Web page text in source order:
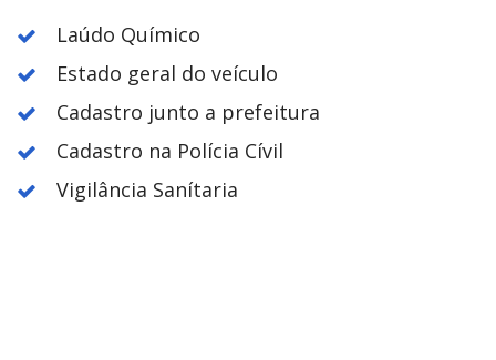
Laúdo Químico
Estado geral do veículo
Cadastro junto a prefeitura
Cadastro na Polícia Cívil
Vigilância Sanítaria